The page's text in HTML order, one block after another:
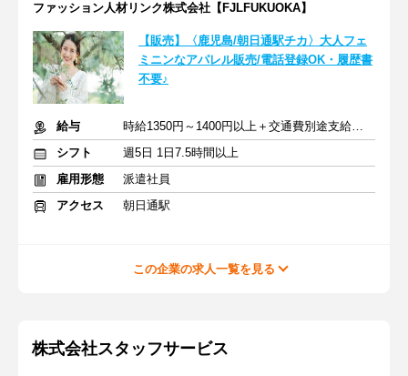
ファッション人材リンク株式会社【FJLFUKUOKA】
【販売】〈鹿児島/朝日通駅チカ〉大人フェ
ミニンなアパレル販売/電話登録OK・履歴書
不要♪
給与
時給1350円～1400円以上＋交通費別途支給あり
シフト
週5日 1日7.5時間以上
雇用形態
派遣社員
アクセス
朝日通駅
この企業の求人一覧を見る
株式会社スタッフサービス